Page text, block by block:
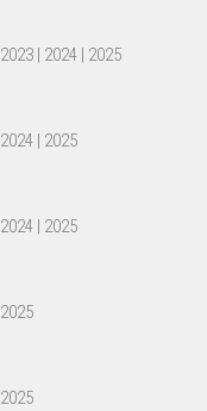
2023 | 2024 | 2025
2024 | 2025
2024 | 2025
2025
2025